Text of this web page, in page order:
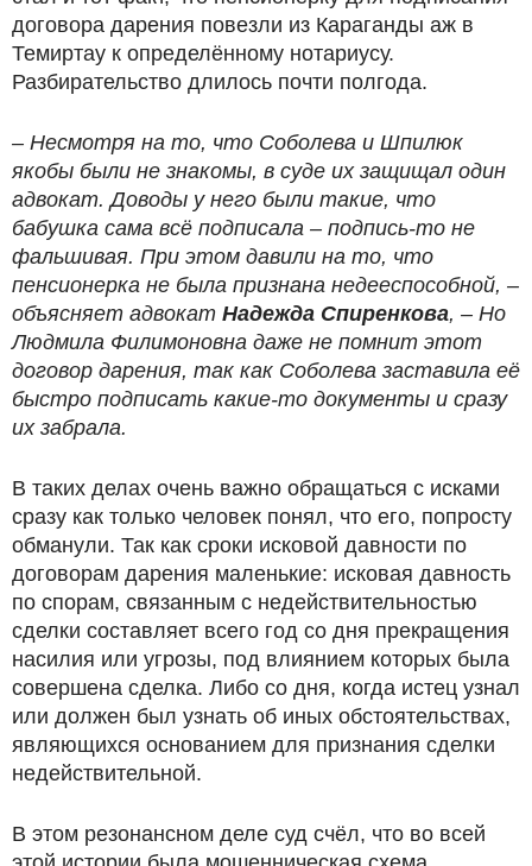
договора дарения повезли из Караганды аж в
Темиртау к определённому нотариусу.
Разбирательство длилось почти полгода.
– Несмотря на то, что Соболева и Шпилюк
якобы были не знакомы, в суде их защищал один
адвокат. Доводы у него были такие, что
бабушка сама всё подписала – подпись-то не
фальшивая. При этом давили на то, что
пенсионерка не была признана недееспособной, –
объясняет адвокат Надежда Спиренкова, – Но
Людмила Филимоновна даже не помнит этот
договор дарения, так как Соболева заставила её
быстро подписать какие-то документы и сразу
их забрала.
В таких делах очень важно обращаться с исками
сразу как только человек понял, что его, попросту
обманули. Так как сроки исковой давности по
договорам дарения маленькие: исковая давность
по спорам, связанным с недействительностью
сделки составляет всего год со дня прекращения
насилия или угрозы, под влиянием которых была
совершена сделка. Либо со дня, когда истец узнал
или должен был узнать об иных обстоятельствах,
являющихся основанием для признания сделки
недействительной.
В этом резонансном деле суд счёл, что во всей